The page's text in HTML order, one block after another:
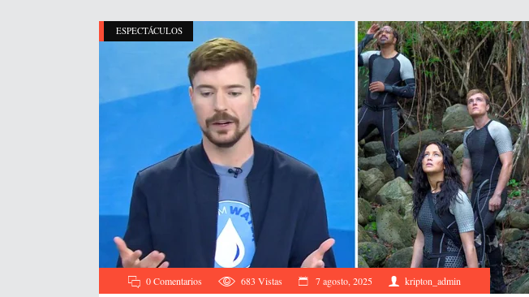
ESPECTÁCULOS
0 Comentarios 683 Vistas 7 agosto, 2025 kripton_admin